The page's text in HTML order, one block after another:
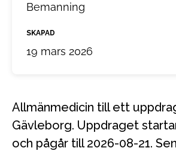
Bemanning
SKAPAD
19 mars 2026
Allmänmedicin till ett uppdrag i Hudiksvall,
Gävleborg. Uppdraget
och pågår till 2026-08-21.